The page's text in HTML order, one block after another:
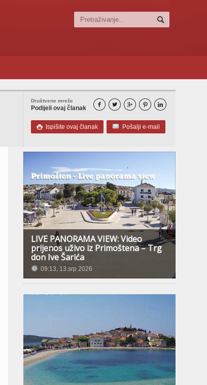
Društvene mreže
Podijeli ovaj članak     
 Ispišite ovaj članak Pošalji e-mail
LIVE PANORAMA VIEW: Video
prijenos uživo iz Primoštena – Trg
don Ive Šarića
09:13, 13.srp 2026